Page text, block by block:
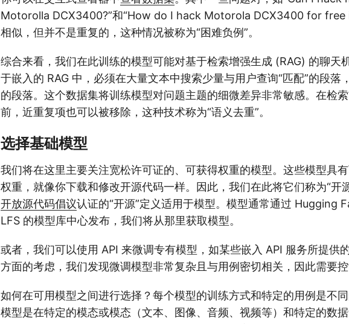
Motorolla DCX3400?”和“How do I hack Motorola DCX3400 for free
相似，但并不是重复的，这种情况被称为“困难负例”。
综合来看，我们在此训练的模型可能对基于检索增强生成 (RAG) 的聊天
于嵌入的 RAG 中，必须在大量文本中搜索少量与用户查询“匹配”的段落
的段落。这个数据集将训练模型对问题主题的细微差异非常敏感。在检
前，近重复项也可以被移除，这种技术称为“语义去重”。
选择基础模型
我们将在这里主要关注宽松许可证的、可获得权重的模型。这些模型具
权重，就像你下载和修改开源代码一样。因此，我们在此将它们称为“开
开放源代码倡议认证的“开源”定义适用于模型。模型通常通过 Hugging
LFS 的模型库中心发布，我们将从那里获取模型。
或者，我们可以使用 API 来微调专有模型，如某些嵌入 API 服务所提供
方面的考虑，我们发现微调模型非常复杂且与用例密切相关，因此需要控
如何在可用模型之间进行选择？每个模型的训练方式和特定的用例是不
模型是在特定的模态或模态（文本、图像、音频、视频等）和特定的数